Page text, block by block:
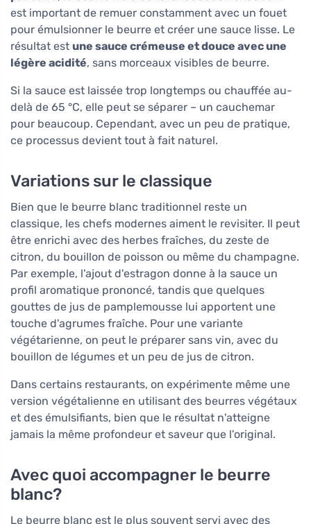
est important de remuer constamment avec un fouet
pour émulsionner le beurre et créer une sauce lisse. Le
résultat est une sauce crémeuse et douce avec une
légère acidité, sans morceaux visibles de beurre.
Si la sauce est laissée trop longtemps ou chauffée au-
delà de 65 °C, elle peut se séparer – un cauchemar
pour beaucoup. Cependant, avec un peu de pratique,
ce processus devient tout à fait naturel.
Variations sur le classique
Bien que le beurre blanc traditionnel reste un
classique, les chefs modernes aiment le revisiter. Il peut
être enrichi avec des herbes fraîches, du zeste de
citron, du bouillon de poisson ou même du champagne.
Par exemple, l'ajout d'estragon donne à la sauce un
profil aromatique prononcé, tandis que quelques
gouttes de jus de pamplemousse lui apportent une
touche d'agrumes fraîche. Pour une variante
végétarienne, on peut le préparer sans vin, avec du
bouillon de légumes et un peu de jus de citron.
Dans certains restaurants, on expérimente même une
version végétalienne en utilisant des beurres végétaux
et des émulsifiants, bien que le résultat n'atteigne
jamais la même profondeur et saveur que l'original.
Avec quoi accompagner le beurre
blanc?
Le beurre blanc est le plus souvent servi avec des